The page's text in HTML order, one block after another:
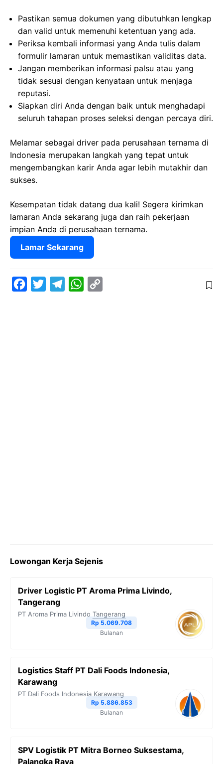
Pastikan semua dokumen yang dibutuhkan lengkap
dan valid untuk memenuhi ketentuan yang ada.
Periksa kembali informasi yang Anda tulis dalam
formulir lamaran untuk memastikan validitas data.
Jangan memberikan informasi palsu atau yang
tidak sesuai dengan kenyataan untuk menjaga
reputasi.
Siapkan diri Anda dengan baik untuk menghadapi
seluruh tahapan proses seleksi dengan percaya diri.
Melamar sebagai driver pada perusahaan ternama di
Indonesia merupakan langkah yang tepat untuk
mengembangkan karir Anda agar lebih mutakhir dan
sukses.
Kesempatan tidak datang dua kali! Segera kirimkan
lamaran Anda sekarang juga dan raih pekerjaan
impian Anda di perusahaan ternama.
Lamar Sekarang
W
Lowongan Kerja Sejenis
Driver Logistic PT Aroma Prima Livindo,
Tangerang
PT Aroma Prima Livindo Tangerang
Rp 5.069.708
Bulanan
Logistics Staff PT Dali Foods Indonesia,
Karawang
PT Dali Foods Indonesia Karawang
Rp 5.886.853
Bulanan
SPV Logistik PT Mitra Borneo Suksestama,
Palangka Raya